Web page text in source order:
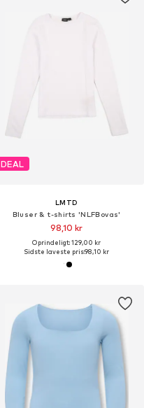
DEAL
LMTD
Bluser & t-shirts 'NLFBovas'
98,10 kr
Oprindeligt: 129,00 kr
Sidste laveste pris:98,10 kr